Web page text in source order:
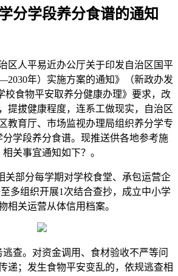
分学段养分食谱的通知
人平易近办公厅关于印发自治区国平
年）实施方案的通知》（新政办发
校食物平安取养分健康办理》要求，改
提拔健康程度，连系工做现实，自治区
教育厅、市场监视办理局组织养分学专
学段养分食谱。现推送供各地参考施
相关事宜通知如下？。
部分每学期对学校食堂、承包运营企
多组织开展1次结合查抄，成立中小学
相关运营从体信用档案。
。对资金调用、食材验收不严等问
递；发生食物平安变乱的，依规逃查相